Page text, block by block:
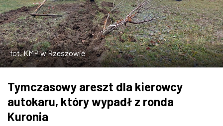
GASTRONOMIA
ZDJĘCIA
W RZESZOWIE
fot. KMP w Rzeszowie
Tymczasowy areszt dla kierowcy
autokaru, który wypadł z ronda
Kuronia